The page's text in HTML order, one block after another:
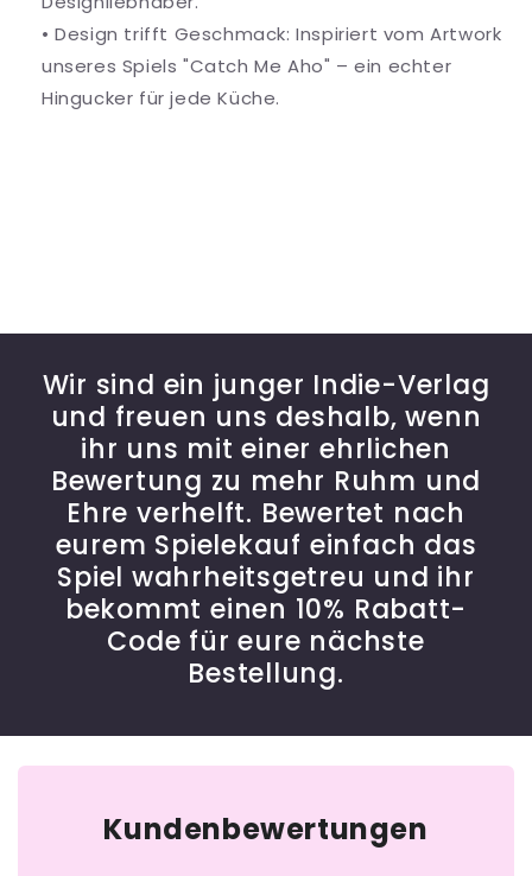
• Design trifft Geschmack: Inspiriert vom Artwork
unseres Spiels "Catch Me Aho" – ein echter
Hingucker für jede Küche.
Wir sind ein junger Indie-Verlag
und freuen uns deshalb, wenn
ihr uns mit einer ehrlichen
Bewertung zu mehr Ruhm und
Ehre verhelft. Bewertet nach
eurem Spielekauf einfach das
Spiel wahrheitsgetreu und ihr
bekommt einen 10% Rabatt-
Code für eure nächste
Bestellung.
Kundenbewertungen